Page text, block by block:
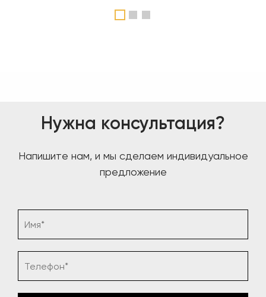
Нужна консультация?
Напишите нам, и мы сделаем индивидуальное
предложение